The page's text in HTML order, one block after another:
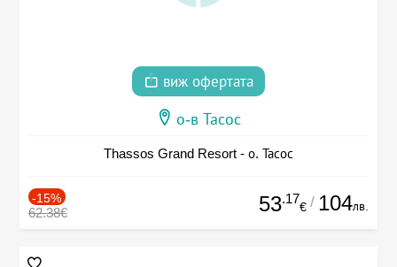
виж офертата
о-в Тасос
Thassos Grand Resort - о. Тасос
-15%
62.38€ 53.17
€ / 104лв.